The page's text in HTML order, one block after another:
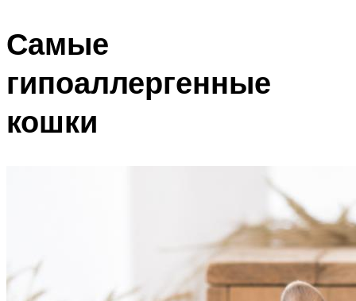
Самые
гипоаллергенные
кошки